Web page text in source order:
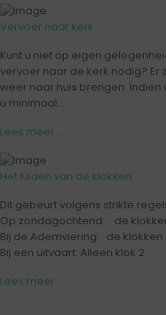
Vervoer naar kerk
Kunt u niet op eigen
vervoer naar de kerk nodig? Er
weer naar huis brengen.
u minimaal...
Lees meer...
Het luiden van de klokken:
Dit gebeurt volgens strikte
Op zondagochtend: de klokken
Bij de Ademviering: de klokken
Bij een uitvaart: Alleen klok 2
Lees meer ...